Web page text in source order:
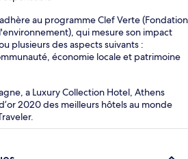
au programme Clef Verte (Fondation
qui mesure son impact
plusieurs des aspects suivants :
économie locale et patrimoine
a Luxury Collection Hotel, Athens
2020 des meilleurs hôtels au monde